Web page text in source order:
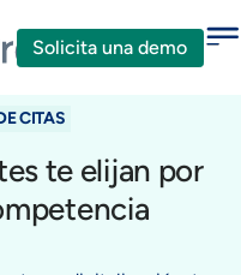
Solicita una demo
CITAS
te elijan por